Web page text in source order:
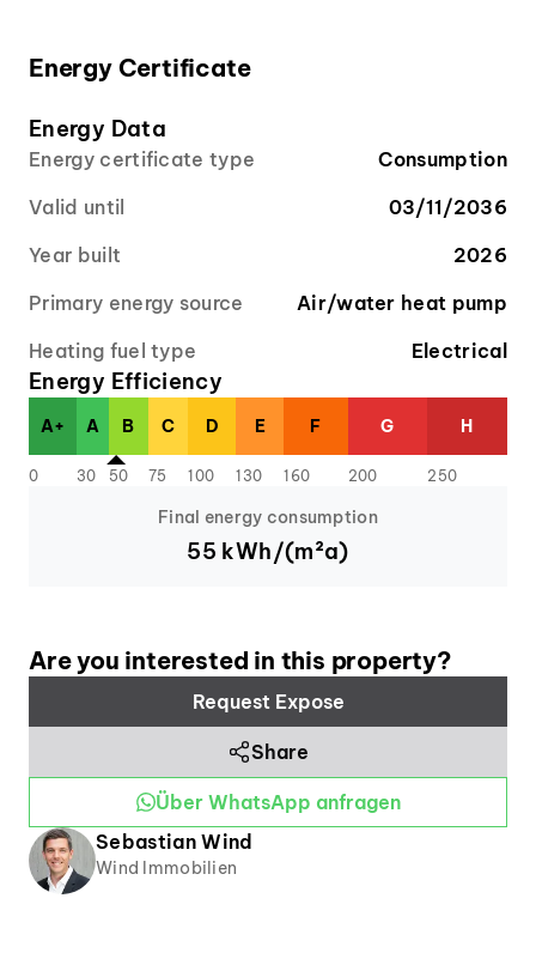
Energy Certificate
Energy Data
Energy certificate type
Consumption
Valid until
03/11/2036
Year built
2026
Primary energy source
Air/water heat pump
Heating fuel type
Electrical
Energy Efficiency
A+ A B C D E F G H
0 30 50 75 100 130 160 200 250
Final energy consumption
55 kWh/(m²a)
Are you interested in this property?
Request Expose
Share
Über WhatsApp anfragen
Sebastian Wind
Wind Immobilien